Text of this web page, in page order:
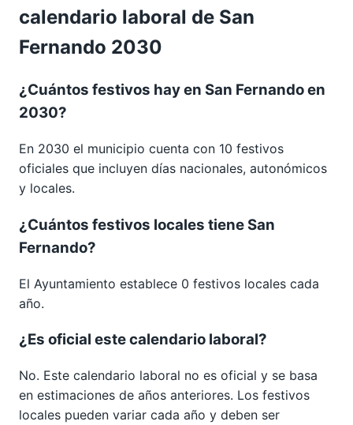
calendario laboral de San
Fernando 2030
¿Cuántos festivos hay en San Fernando en
2030?
En 2030 el municipio cuenta con 10 festivos
oficiales que incluyen días nacionales, autonómicos
y locales.
¿Cuántos festivos locales tiene San
Fernando?
El Ayuntamiento establece 0 festivos locales cada
año.
¿Es oficial este calendario laboral?
No. Este calendario laboral no es oficial y se basa
en estimaciones de años anteriores. Los festivos
locales pueden variar cada año y deben ser